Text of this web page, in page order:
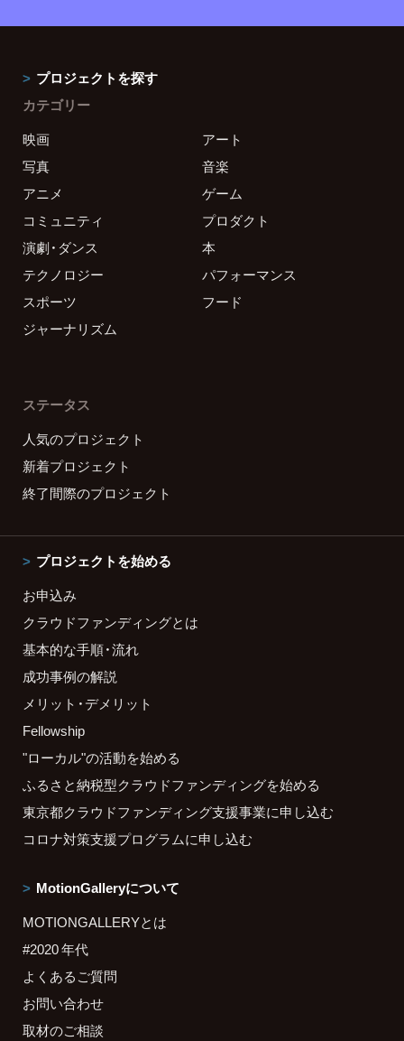
プロジェクトを探す
カテゴリー
映画
アート
写真
音楽
アニメ
ゲーム
コミュニティ
プロダクト
演劇・ダンス
本
テクノロジー
パフォーマンス
スポーツ
フード
ジャーナリズム
ステータス
人気のプロジェクト
新着プロジェクト
終了間際のプロジェクト
プロジェクトを始める
お申込み
クラウドファンディングとは
基本的な手順・流れ
成功事例の解説
メリット・デメリット
Fellowship
"ローカル"の活動を始める
ふるさと納税型クラウドファンディングを始める
東京都クラウドファンディング支援事業に申し込む
コロナ対策支援プログラムに申し込む
MotionGalleryについて
MOTIONGALLERYとは
#2020 年代
よくあるご質問
お問い合わせ
取材のご相談